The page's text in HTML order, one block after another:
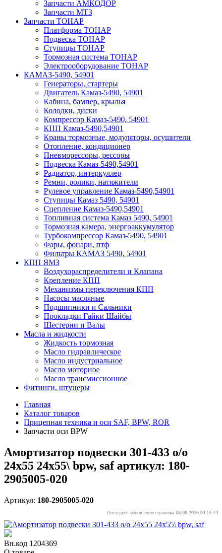
Запчасти АМКОДОР
Запчасти МТЗ
Запчасти ТОНАР
Платформа ТОНАР
Подвеска ТОНАР
Ступицы ТОНАР
Тормозная система ТОНАР
Электрооборудование ТОНАР
КАМАЗ-5490, 54901
Генераторы, стартеры
Двигатель Камаз-5490, 54901
Кабина, бампер, крылья
Колодки, диски
Компрессор Камаз-5490, 54901
КПП Камаз-5490,54901
Краны тормозные, модуляторы, осушители
Отопление, кондиционер
Пневморессоры, рессоры
Подвеска Камаз-5490,54901
Радиатор, интеркуллер
Ремни, ролики, натяжители
Рулевое управление Камаз-5490,54901
Ступицы Камаз 5490, 54901
Сцепление Камаз-5490,54901
Топливная система Камаз 5490, 54901
Тормозная камера, энергоаккумулятор
Турбокомпрессор Камаз-5490, 54901
Фары, фонари, птф
Фильтры КАМАЗ 5490, 54901
КПП ЯМЗ
Воздухораспределители и Клапана
Крепление КПП
Механизмы переключения КПП
Насосы масляные
Подшипники и Сальники
Прокладки Гайки Шайбы
Шестерни и Валы
Масла и жидкости
Жидкость тормозная
Масло гидравлическое
Масло индустриальное
Масло моторное
Масло трансмиссионное
Фитинги, штуцеры
Главная
Каталог товаров
Прицепная техника и оси SAF, BPW, ROR
Запчасти оси BPW
Амортизатор подвески 301-433 o/o
24x55 24x55\ bpw, saf артикул: 180-
2905005-020
Артикул: 180-2905005-020
Последнее обновление страницы 08.08.2026 04:16:44
Вн.код 1204369